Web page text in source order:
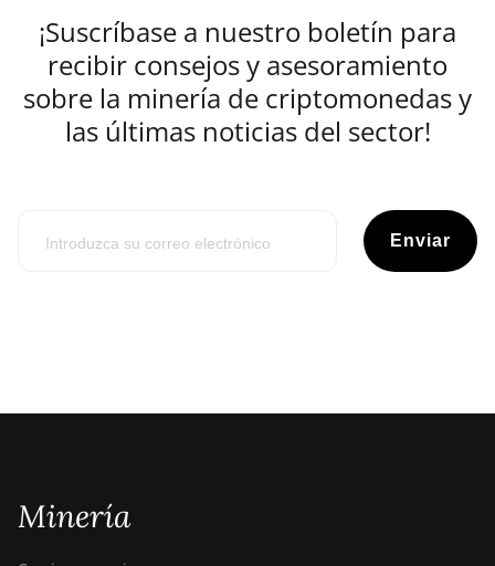
¡Suscríbase a nuestro boletín para
recibir consejos y asesoramiento
sobre la minería de criptomonedas y
las últimas noticias del sector!
Enviar
Minería